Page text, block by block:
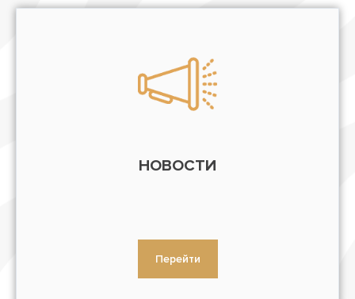
НОВОСТИ
Перейти